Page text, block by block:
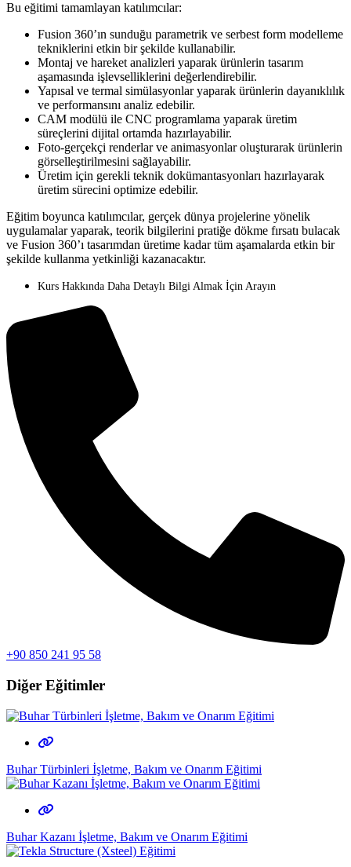
Bu eğitimi tamamlayan katılımcılar:
Fusion 360’ın sunduğu parametrik ve serbest form modelleme
tekniklerini etkin bir şekilde kullanabilir.
Montaj ve hareket analizleri yaparak ürünlerin tasarım
aşamasında işlevselliklerini değerlendirebilir.
Yapısal ve termal simülasyonlar yaparak ürünlerin dayanıklılık
ve performansını analiz edebilir.
CAM modülü ile CNC programlama yaparak üretim
süreçlerini dijital ortamda hazırlayabilir.
Foto-gerçekçi renderlar ve animasyonlar oluşturarak ürünlerin
görselleştirilmesini sağlayabilir.
Üretim için gerekli teknik dokümantasyonları hazırlayarak
üretim sürecini optimize edebilir.
Eğitim boyunca katılımcılar, gerçek dünya projelerine yönelik
uygulamalar yaparak, teorik bilgilerini pratiğe dökme fırsatı bulacak
ve Fusion 360’ı tasarımdan üretime kadar tüm aşamalarda etkin bir
şekilde kullanma yetkinliği kazanacaktır.
Kurs Hakkında Daha Detaylı Bilgi Almak İçin Arayın
+90 850 241 95 58
Diğer Eğitimler
Buhar Türbinleri İşletme, Bakım ve Onarım Eğitimi
Buhar Kazanı İşletme, Bakım ve Onarım Eğitimi